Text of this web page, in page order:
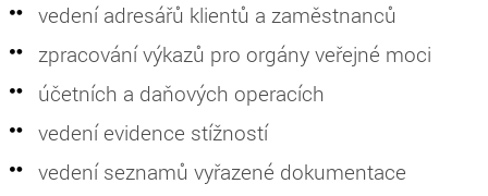
vedení adresářů klientů a zaměstnanců
zpracování výkazů pro orgány veřejné moci
účetních a daňových operacích
vedení evidence stížností
vedení seznamů vyřazené dokumentace